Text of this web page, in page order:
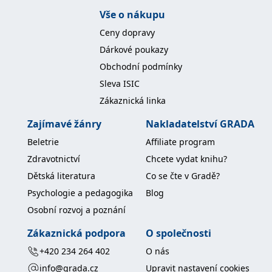
Vše o nákupu
Ceny dopravy
Dárkové poukazy
Obchodní podmínky
Sleva ISIC
Zákaznická linka
Zajímavé žánry
Beletrie
Zdravotnictví
Dětská literatura
Psychologie a pedagogika
Osobní rozvoj a poznání
Nakladatelství GRADA
Affiliate program
Chcete vydat knihu?
Co se čte v Gradě?
Blog
Zákaznická podpora
+420 234 264 402
info@grada.cz
O společnosti
O nás
Upravit nastavení cookies